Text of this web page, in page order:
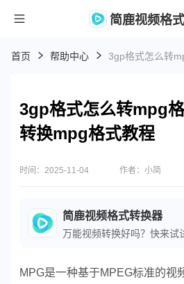
简鹿视频格
首页 帮助中心
3gp格式怎么转mpg
转换mpg格式教程
时间：2025-11-04 作者：小简
简鹿视频格式转换器
MPG是一种基于MPEG标准的视